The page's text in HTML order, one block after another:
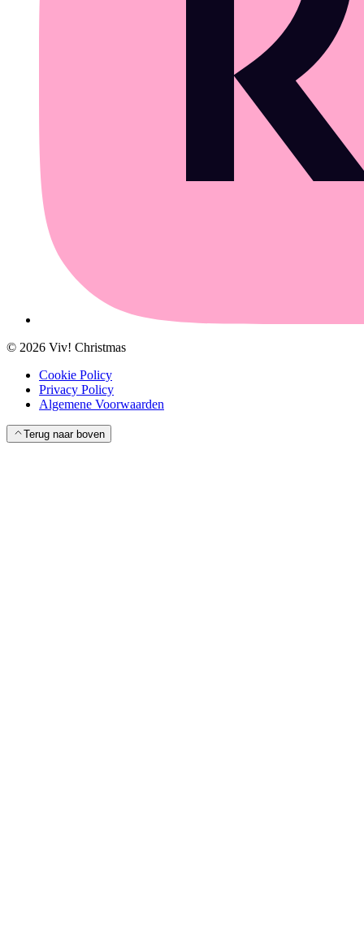
© 2026 Viv! Christmas
Cookie Policy
Privacy Policy
Algemene Voorwaarden
Terug naar boven